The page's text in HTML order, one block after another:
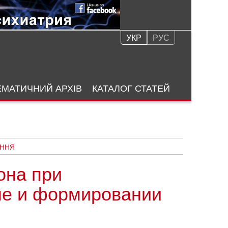
УКР РУС
АРХІВ КАТАЛОГ СТАТЕЙ
при
и формировании